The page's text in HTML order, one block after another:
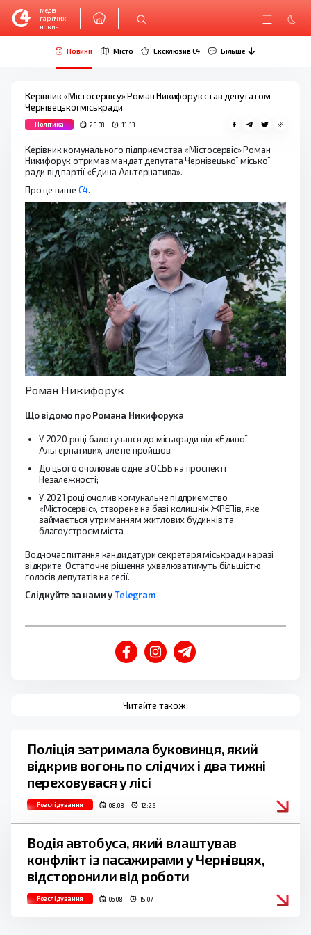
медіа
гарячих
новин
Новини Місто Ексклюзив C4 Більше
Керівник «Містосервісу» Роман Никифорук став депутатом
Чернівецької міськради
Політика 28.08 11:13
Керівник комунального підприємства «Містосервіс» Роман
Никифорук отримав мандат депутата Чернівецької міської
ради від партії «Єдина Альтернатива».
Про це пише C4.
Роман Никифорук
Що відомо про Романа Никифорука
У 2020 році балотувався до міськради від «Єдиної
Альтернативи», але не пройшов;
До цього очолював одне з ОСББ на проспекті
Незалежності;
У 2021 році очолив комунальне підприємство
«Містосервіс», створене на базі колишніх ЖРЕПів, яке
займається утриманням житлових будинків та
благоустроєм міста.
Водночас питання кандидатури секретаря міськради наразі
відкрите. Остаточне рішення ухвалюватимуть більшістю
голосів депутатів на сесії.
Слідкуйте за нами уTelegram
Читайте також:
Поліція затримала буковинця, який
відкрив вогонь по слідчих і два тижні
переховувася у лісі
Розслідування 08.08 12:25
Водія автобуса, який влаштував
конфлікт із пасажирами у Чернівцях,
відсторонили від роботи
Розслідування 06.08 15:07